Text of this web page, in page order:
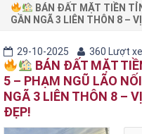
BÁN ĐẤT MẶT TIỀN
GẦN NGÃ 3 LIÊN THÔN 8 –
29-10-2025 360 Lượt
BÁN ĐẤT MẶT
5 – PHẠM NGŨ LÃO
NGÃ 3 LIÊN THÔN 8 –
ĐẸP!